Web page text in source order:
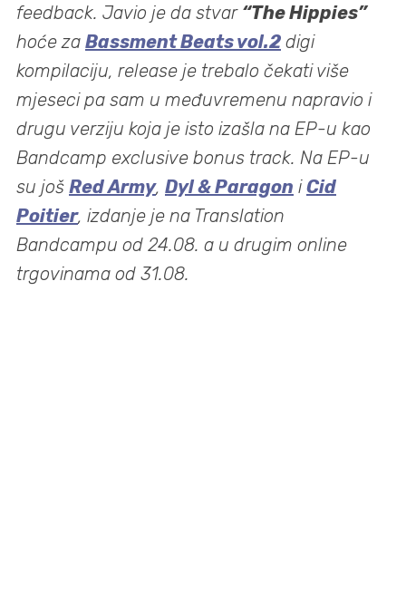
feedback. Javio je da stvar “The Hippies”
hoće za Bassment Beats vol.2 digi
kompilaciju, release je trebalo čekati više
mjeseci pa sam u međuvremenu napravio i
drugu verziju koja je isto izašla na EP-u kao
Bandcamp exclusive bonus track. Na EP-u
su još Red Army, Dyl & Paragon iCid
Poitier, izdanje je na Translation
Bandcampu od 24.08. a u drugim online
trgovinama od 31.08.